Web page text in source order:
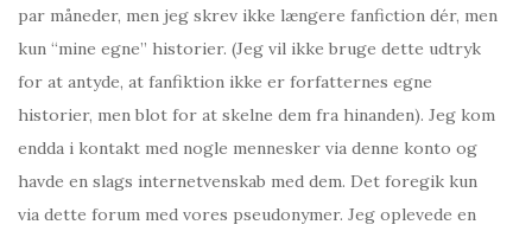
par måneder, men jeg skrev ikke længere fanfiction dér, men
kun “mine egne” historier. (Jeg vil ikke bruge dette udtryk
for at antyde, at fanfiktion ikke er forfatternes egne
historier, men blot for at skelne dem fra hinanden). Jeg kom
endda i kontakt med nogle mennesker via denne konto og
havde en slags internetvenskab med dem. Det foregik kun
via dette forum med vores pseudonymer. Jeg oplevede en